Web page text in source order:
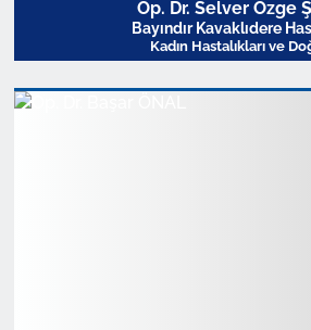
Op. Dr. Selver Özge
Bayındır Kavaklıdere
Kadın Hastalıkları ve